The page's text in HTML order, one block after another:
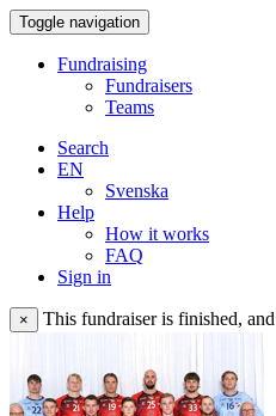
Toggle navigation
Fundraising
Fundraisers
Teams
Search
EN
Svenska
Help
How it works
FAQ
Sign in
× This fundraiser is finished,